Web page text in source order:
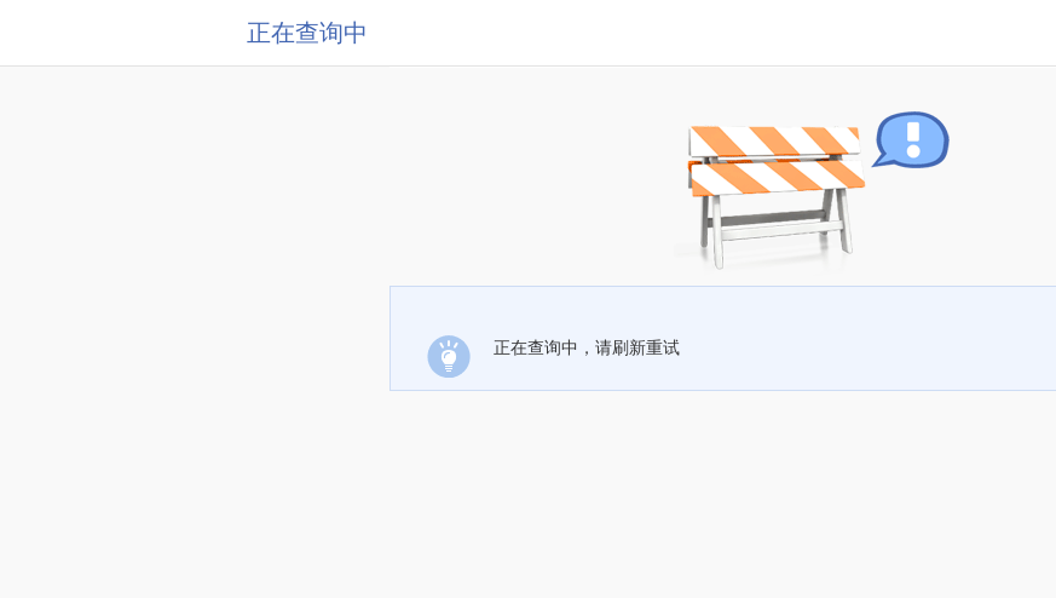
正在查询中
正在查询中，请刷新重试